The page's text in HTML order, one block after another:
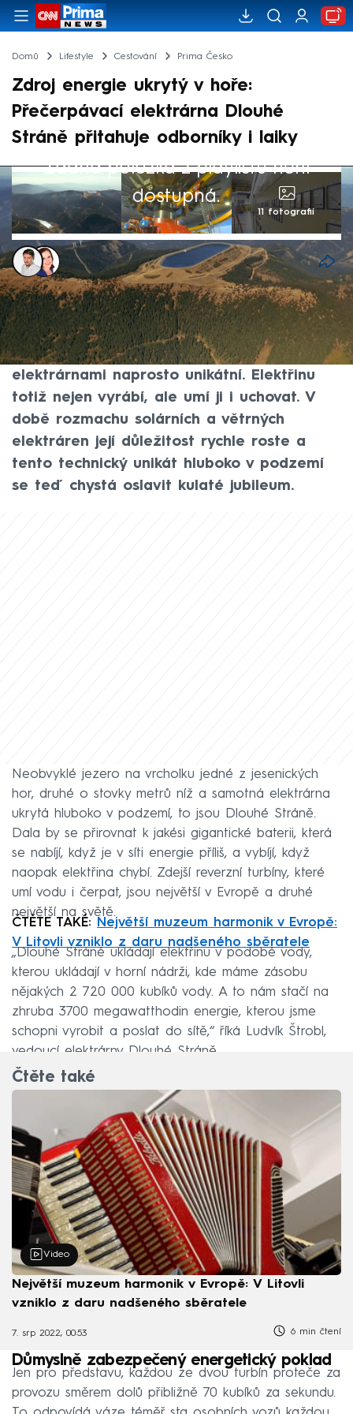
Domů Lifestyle Cestování Prima Česko
Zdroj energie ukrytý v hoře:
Přečerpávací elektrárna Dlouhé
Stráně přitahuje odborníky i laiky
Žádná položka z playlistu není
dostupná.
11 fotografií
Tomáš Petržela, Lea Janochová
6. dub 2025, 00:21
V dalším díle pořadu Prima Česko jsme se
vypravili do útrob přečerpávací elektrárny
Dlouhé Stráně, která je mezi českými
elektrárnami naprosto unikátní. Elektřinu
totiž nejen vyrábí, ale umí ji i uchovat. V
době rozmachu solárních a větrných
elektráren její důležitost rychle roste a
tento technický unikát hluboko v podzemí
se teď chystá oslavit kulaté jubileum.
Neobvyklé jezero na vrcholku jedné z jesenických
hor, druhé o stovky metrů níž a samotná elektrárna
ukrytá hluboko v podzemí, to jsou Dlouhé Stráně.
Dala by se přirovnat k jakési gigantické baterii, která
se nabíjí, když je v síti energie příliš, a vybíjí, když
naopak elektřina chybí. Zdejší reverzní turbíny, které
umí vodu i čerpat, jsou největší v Evropě a druhé
největší na světě.
ČTĚTE TAKÉ:
Největší muzeum harmonik v Evropě:
V Litovli vzniklo z daru nadšeného sběratele
„Dlouhé Stráně ukládají elektřinu v podobě vody,
kterou ukládají v horní nádrži, kde máme zásobu
nějakých 2 720 000 kubíků vody. A to nám stačí na
zhruba 3700 megawatthodin energie, kterou jsme
schopni vyrobit a poslat do sítě,“ říká Ludvík Štrobl,
vedoucí elektrárny Dlouhé Stráně.
Čtěte také
Video
Největší muzeum harmonik v Evropě: V Litovli
vzniklo z daru nadšeného sběratele
7. srp 2022, 00:53 6 min čtení
Důmyslně zabezpečený energetický poklad
Jen pro představu, každou ze dvou turbín proteče za
provozu směrem dolů přibližně 70 kubíků za sekundu.